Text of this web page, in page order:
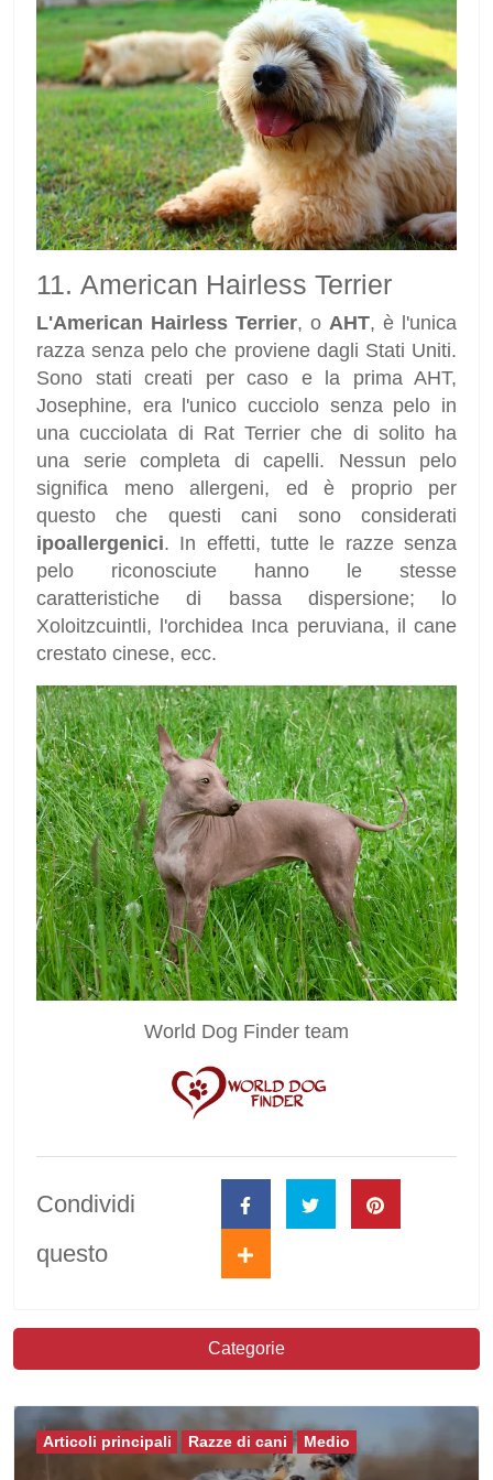
11. American Hairless Terrier
L'American Hairless Terrier, o AHT, è l'unica
razza senza pelo che proviene dagli Stati Uniti.
Sono stati creati per caso e la prima AHT,
Josephine, era l'unico cucciolo senza pelo in
una cucciolata di Rat Terrier che di solito ha
una serie completa di capelli. Nessun pelo
significa meno allergeni, ed è proprio per
questo che questi cani sono considerati
ipoallergenici. In effetti, tutte le razze senza
pelo riconosciute hanno le stesse
caratteristiche di bassa dispersione; lo
Xoloitzcuintli, l'orchidea Inca peruviana, il cane
crestato cinese, ecc.
World Dog Finder team
Condividi
questo
Categorie
Articoli principali Razze di cani Medio